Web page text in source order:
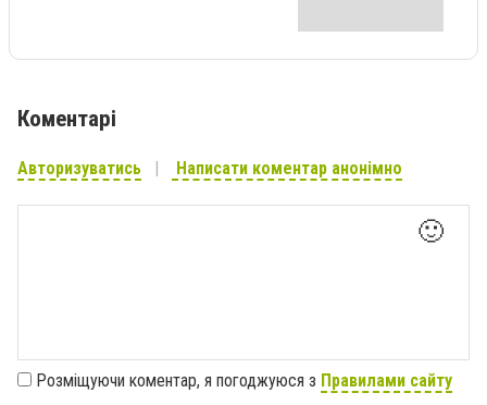
Коментарі
Авторизуватись Написати коментар анонімно
🙂
Розміщуючи коментар, я погоджуюся з Правилами сайту